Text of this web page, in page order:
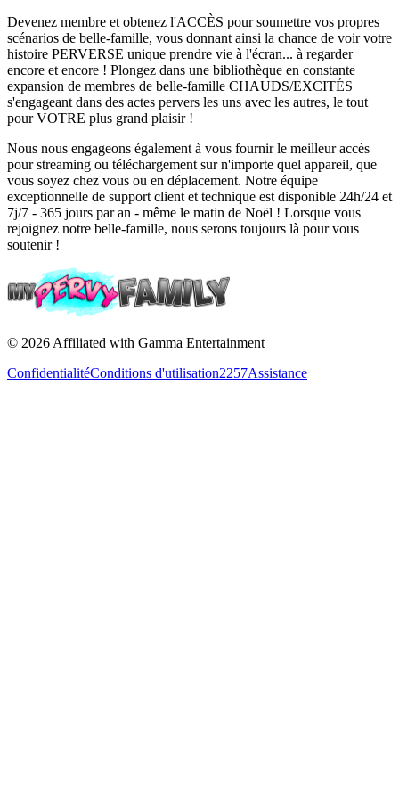
Devenez membre et obtenez l'ACCÈS pour soumettre vos propres
scénarios de belle-famille, vous donnant ainsi la chance de voir votre
histoire PERVERSE unique prendre vie à l'écran... à regarder
encore et encore ! Plongez dans une bibliothèque en constante
expansion de membres de belle-famille CHAUDS/EXCITÉS
s'engageant dans des actes pervers les uns avec les autres, le tout
pour VOTRE plus grand plaisir !
Nous nous engageons également à vous fournir le meilleur accès
pour streaming ou téléchargement sur n'importe quel appareil, que
vous soyez chez vous ou en déplacement. Notre équipe
exceptionnelle de support client et technique est disponible 24h/24 et
7j/7 - 365 jours par an - même le matin de Noël ! Lorsque vous
rejoignez notre belle-famille, nous serons toujours là pour vous
soutenir !
© 2026 Affiliated with Gamma Entertainment
ConfidentialitéConditions d'utilisation2257Assistance